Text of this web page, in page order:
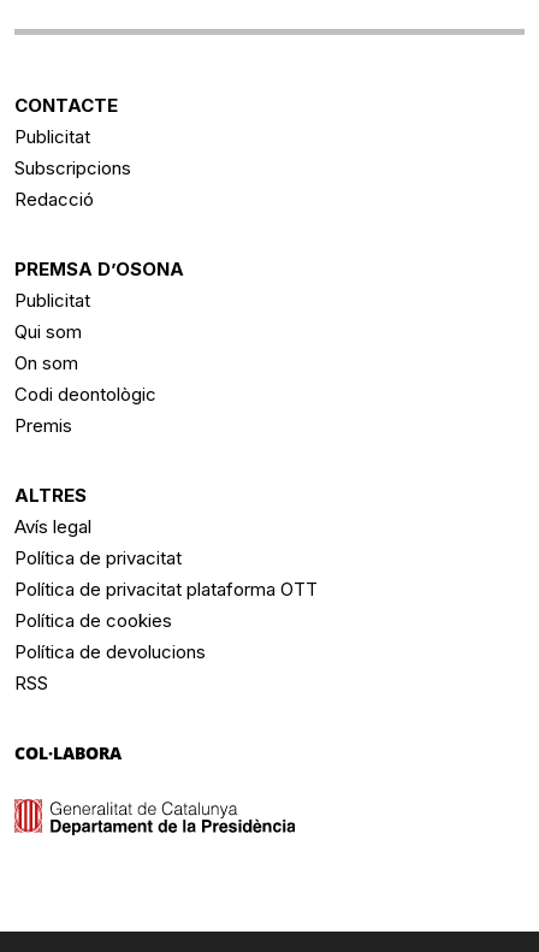
CONTACTE
Publicitat
Subscripcions
Redacció
PREMSA D’OSONA
Publicitat
Qui som
On som
Codi deontològic
Premis
ALTRES
Avís legal
Política de privacitat
Política de privacitat plataforma OTT
Política de cookies
Política de devolucions
RSS
COL·LABORA